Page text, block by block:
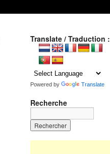
Translate / Traduction :
Powered by Translate
Recherche